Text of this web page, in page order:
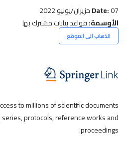
Date:07 حزيران/يونيو 2022
الأوسمة:قواعد بيانات مشترك بها
الذهاب الى الموقع
to millions of scientific documents
protocols, reference works and
proceedings.